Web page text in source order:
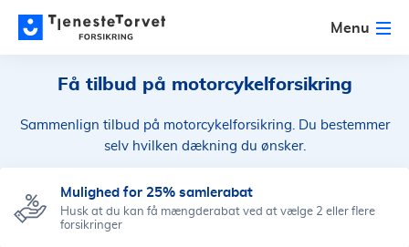
Menu
Få tilbud på motorcykelforsikring
Sammenlign tilbud på motorcykelforsikring. Du bestemmer
selv hvilken dækning du ønsker.
Mulighed for 25% samlerabat
Husk at du kan få mængderabat ved at vælge 2 eller flere
forsikringer